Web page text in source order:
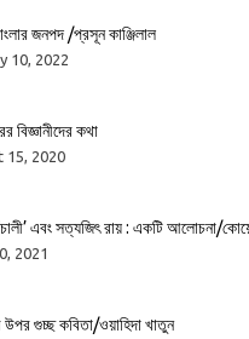
জনপদ /প্রসূন কাঞ্জিলাল
10, 2022
বিজ্ঞানীদের কথা
15, 2020
এবং সত্যজিৎ রায় : একটি আলোচনা/
2021
উপর গুচ্ছ কবিতা/ওয়াহিদা খাতুন